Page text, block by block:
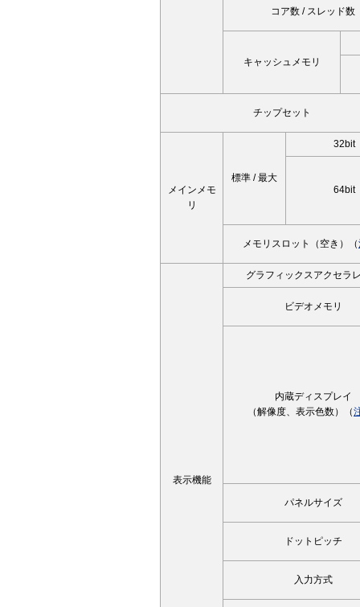
コア数 / スレッド数
キャッシュメモリ
チップセット
メインメモ
リ
標準 / 最大
32bit
64bit
メモリスロット（空き）（
表示機能
グラフィックスアクセラ
ビデオメモリ
内蔵ディスプレイ
（解像度、表示色数）（
パネルサイズ
ドットピッチ
入力方式